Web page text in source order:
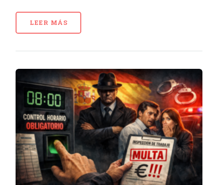
LEER MÁS